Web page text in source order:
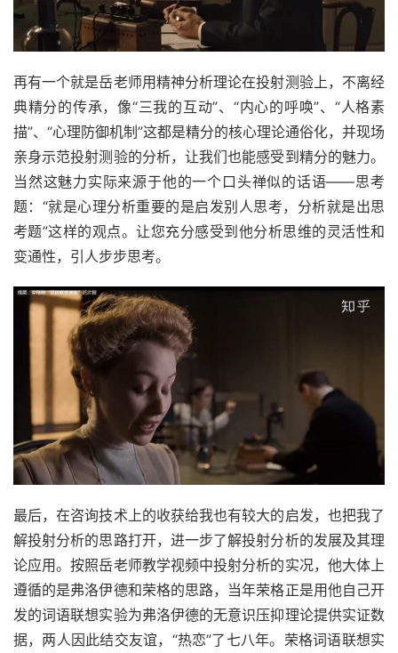
再有一个就是岳老师用精神分析理论在投射测验上，不离经
典精分的传承，像“三我的互动”、“内心的呼唤”、“人格素
描”、“心理防御机制”这都是精分的核心理论通俗化，并现场
亲身示范投射测验的分析，让我们也能感受到精分的魅力。
当然这魅力实际来源于他的一个口头禅似的话语——思考
题：“就是心理分析重要的是启发别人思考，分析就是出思
考题”这样的观点。让您充分感受到他分析思维的灵活性和
变通性，引人步步思考。
最后，在咨询技术上的收获给我也有较大的启发，也把我了
解投射分析的思路打开，进一步了解投射分析的发展及其理
论应用。按照岳老师教学视频中投射分析的实况，他大体上
遵循的是弗洛伊德和荣格的思路，当年荣格正是用他自己开
发的词语联想实验为弗洛伊德的无意识压抑理论提供实证数
据，两人因此结交友谊，“热恋”了七八年。荣格词语联想实